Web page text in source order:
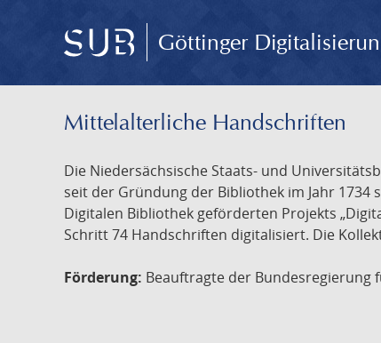
Göttinger
Mittelalterliche Handschriften
Die Niedersächsische Staats- und
seit der Gründung der Bibliothek im Jahr 1734
Digitalen Bibliothek geförderten Projekts
Schritt 74 Handschriften digitalisiert. Die
Förderung: Beauftragte der Bundesregierung